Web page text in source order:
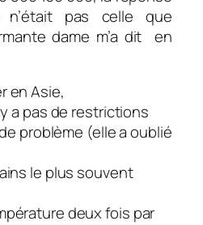
n’était pas celle que
dame m’a dit en
en Asie,
a pas de restrictions
problème (elle a oublié
le plus souvent
deux fois par